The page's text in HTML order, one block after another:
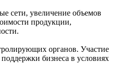
сети, увеличение объемов
продукции,
органов. Участие
бизнеса в условиях